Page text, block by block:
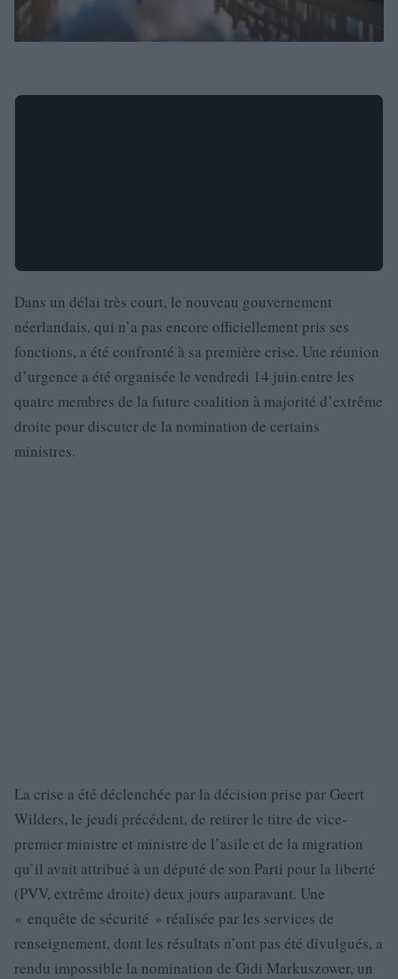
Dans un délai très court, le nouveau gouvernement
néerlandais, qui n’a pas encore officiellement pris ses
fonctions, a été confronté à sa première crise. Une réunion
d’urgence a été organisée le vendredi 14 juin entre les
quatre membres de la future coalition à majorité d’extrême
droite pour discuter de la nomination de certains
ministres.
La crise a été déclenchée par la décision prise par Geert
Wilders, le jeudi précédent, de retirer le titre de vice-
premier ministre et ministre de l’asile et de la migration
qu’il avait attribué à un député de son Parti pour la liberté
(PVV, extrême droite) deux jours auparavant. Une
« enquête de sécurité » réalisée par les services de
renseignement, dont les résultats n’ont pas été divulgués, a
rendu impossible la nomination de Gidi Markuszower, un